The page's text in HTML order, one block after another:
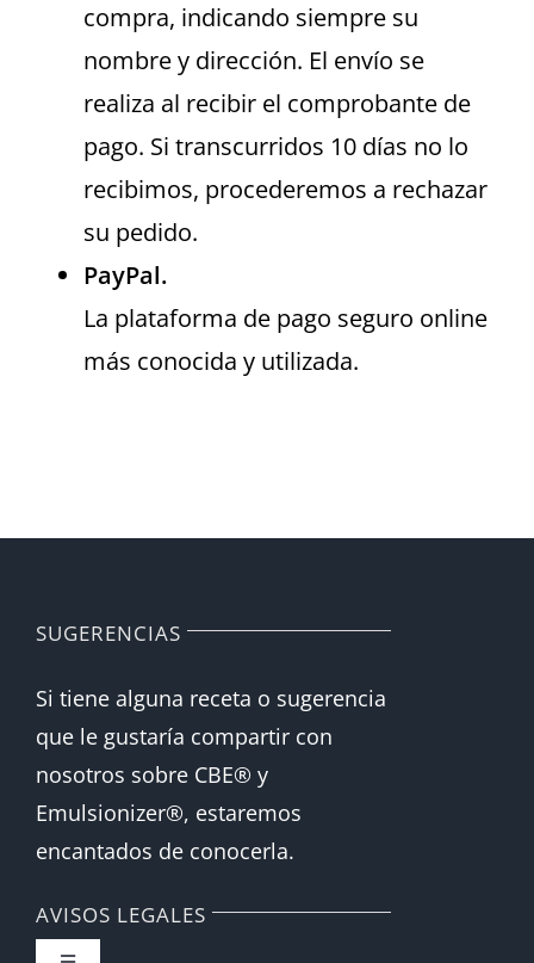
compra, indicando siempre su
nombre y dirección. El envío se
realiza al recibir el comprobante de
pago. Si transcurridos 10 días no lo
recibimos, procederemos a rechazar
su pedido.
PayPal.
La plataforma de pago seguro online
más conocida y utilizada.
SUGERENCIAS
Si tiene alguna receta o sugerencia
que le gustaría compartir con
nosotros sobre CBE® y
Emulsionizer®, estaremos
encantados de conocerla.
AVISOS LEGALES